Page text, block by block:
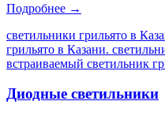
Подробнее →
светильники грильято в
грильято в Казани.
встраиваемый светильник
Диодные светильники